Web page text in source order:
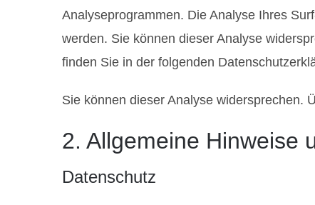
Analyseprogrammen. Die Analyse Ihres
werden. Sie können dieser Analyse
finden Sie in der folgenden
Sie können dieser Analyse widersprechen.
2. Allgemeine Hinweise
Datenschutz